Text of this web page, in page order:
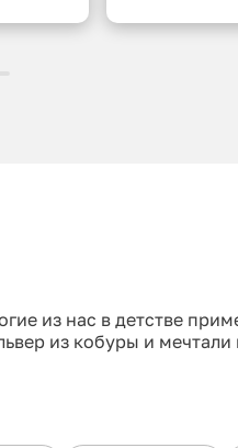
из нас в детстве
из кобуры и мечтали